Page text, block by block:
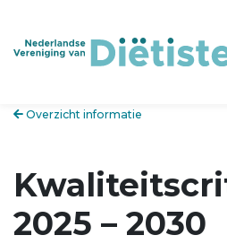
Overzicht informatie
2025 – 2030